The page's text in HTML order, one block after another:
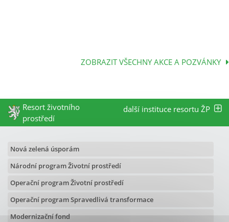
ZOBRAZIT VŠECHNY AKCE A POZVÁNKY
Resort životního
prostředí
další instituce resortu ŽP
Nová zelená úsporám
Národní program Životní prostředí
Operační program Životní prostředí
Operační program Spravedlivá transformace
Modernizační fond